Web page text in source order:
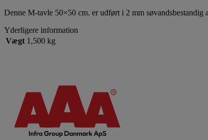
Denne M-tavle 50×50 cm. er udført i 2 mm
Yderligere information
Vægt 1,500 kg